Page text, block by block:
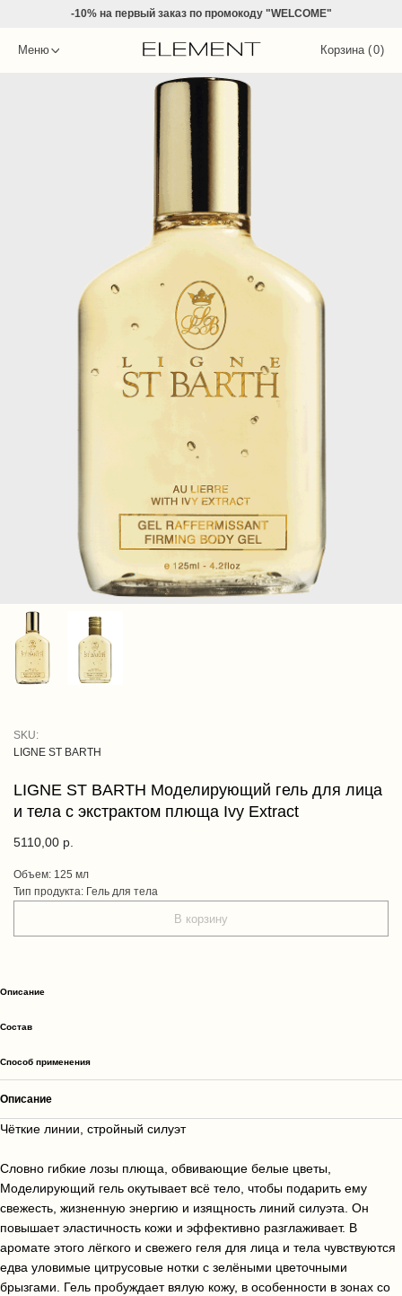
-10% напервый заказ по промокоду "WELCOME"
Корзина (
Меню )
0
LIGNE ST BARTH Моделирующий гель для лица
и тела с экстрактом плюща Ivy Extract
LIGNE ST BARTH
SKU:
5110,00 р.
В корзину
Объем: 125 мл
Тип продукта: Гель для тела
Описание
Cостав
Способ применения
Описание
Чёткие линии, стройный силуэт
Словно гибкие лозы плюща, обвивающие белые цветы,
Моделирующий гель окутывает всё тело, чтобы подарить ему
свежесть, жизненную энергию и изящность линий силуэта. Он
повышает эластичность кожи и эффективно разглаживает. В
аромате этого лёгкого и свежего геля для лица и тела чувствуются
едва уловимые цитрусовые нотки с зелёными цветочными
брызгами. Гель пробуждает вялую кожу, в особенности в зонах со